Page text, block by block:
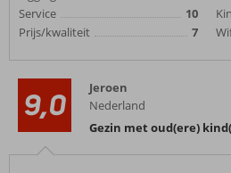
Service
10
Prijs/kwaliteit
7
9,0
Jeroen
Nederland
Gezin met oud(ere)